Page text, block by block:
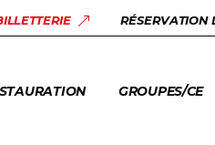
RÉSERVATION
GROUPES/CE
URBEX
SALLES DE
CENTRES DE